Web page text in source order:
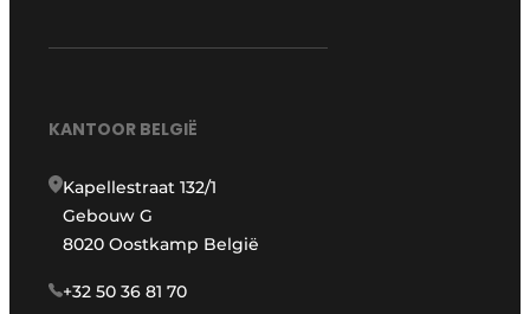
KANTOOR BELGIË
Kapellestraat 132/1
Gebouw G
8020 Oostkamp België
+32 50 36 81 70